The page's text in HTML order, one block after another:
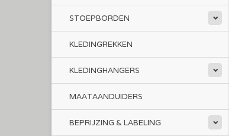
STOEPBORDEN
KLEDINGREKKEN
KLEDINGHANGERS
MAATAANDUIDERS
BEPRIJZING & LABELING